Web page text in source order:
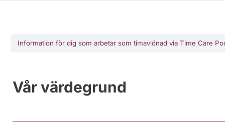
Information för dig som arbetar som timavlönad via Time Care
Vår värdegrund